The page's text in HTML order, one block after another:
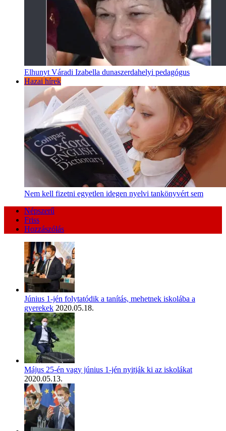
Elhunyt Váradi Izabella dunaszerdahelyi pedagógus
Hazai hírek
Nem kell fizetni egyetlen idegen nyelvi tankönyvért sem
Népszerű
Friss
Hozzászólás
Június 1-jén folytatódik a tanítás, mehetnek iskolába a
gyerekek 2020.05.18.
Május 25-én vagy június 1-jén nyitják ki az iskolákat
2020.05.13.